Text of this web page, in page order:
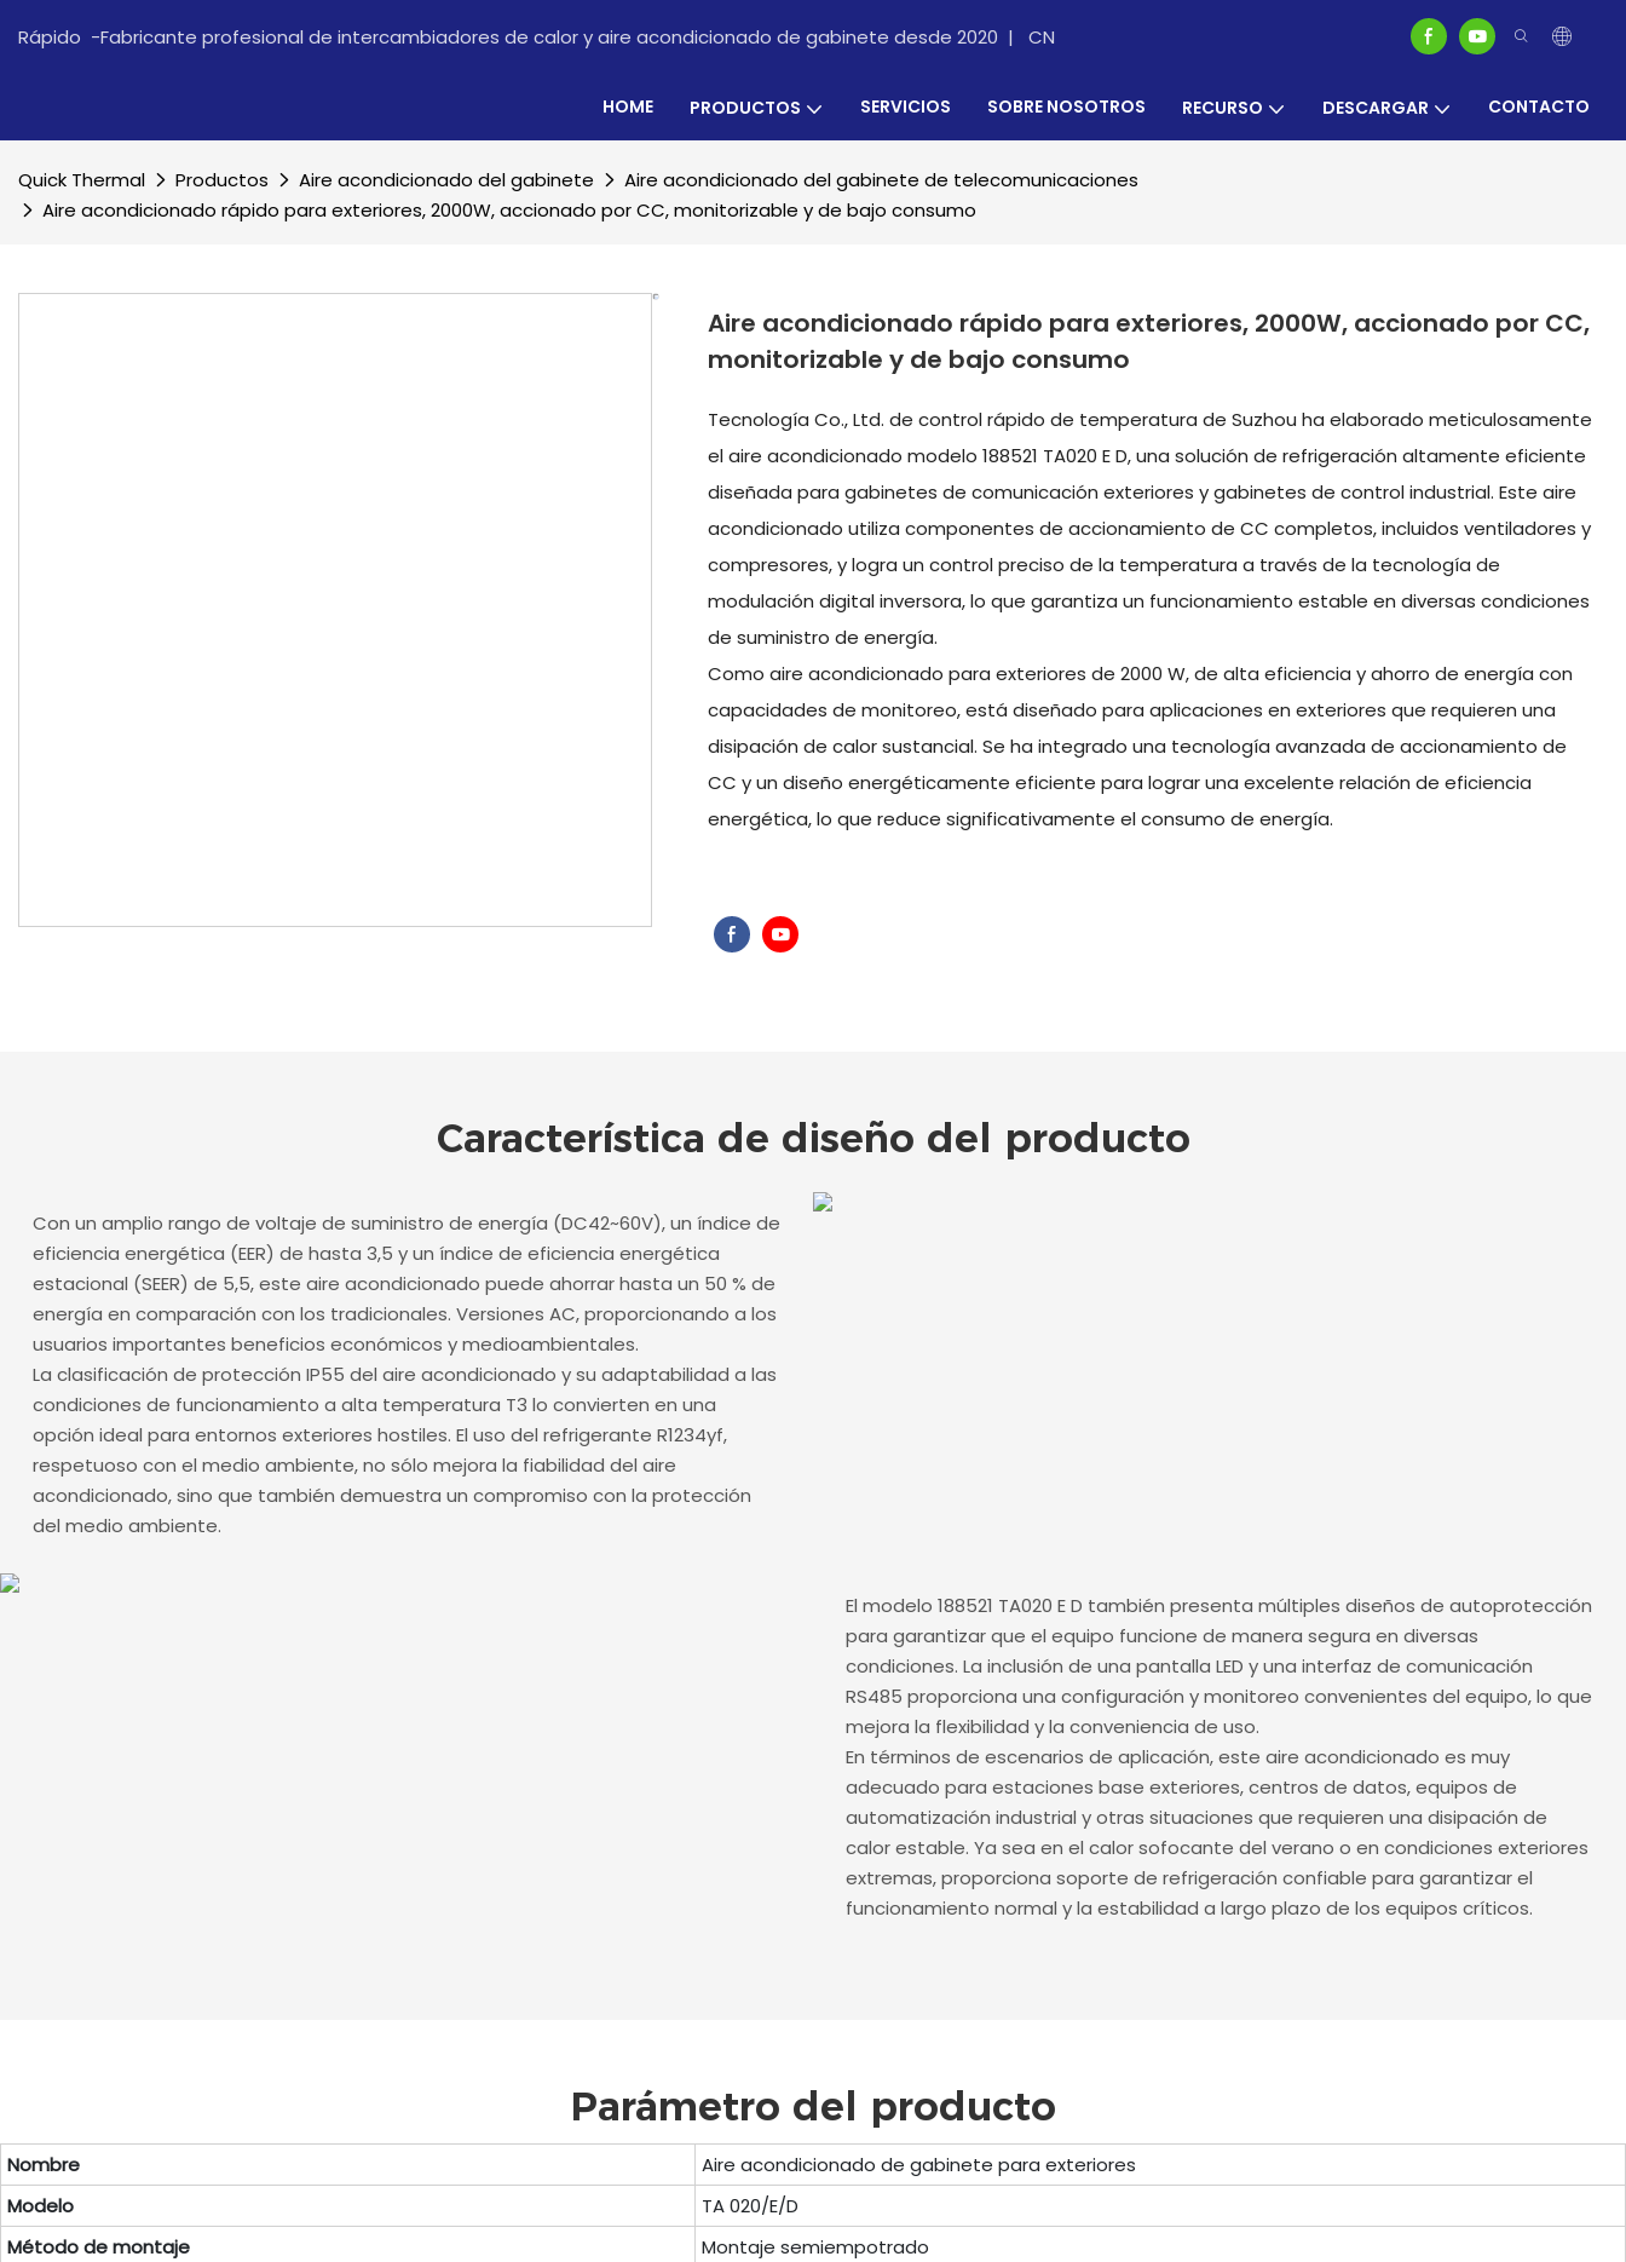
Rápido -Fabricante profesional de intercambiadores de calor y aire acondicionado de gabinete desde 2020 | CN
HOME PRODUCTOS SERVICIOS SOBRE NOSOTROS RECURSO DESCARGAR CONTACTO
Quick Thermal Productos Aire acondicionado del gabinete
Aire acondicionado del gabinete de telecomunicaciones
Aire acondicionado rápido para exteriores, 2000W, accionado por CC, monitorizable y de bajo consumo
Aire acondicionado rápido para exteriores, 2000W, accionado por CC,
monitorizable y de bajo consumo
Tecnología Co., Ltd. de control rápido de temperatura de Suzhou ha elaborado meticulosamente
el aire acondicionado modelo 188521 TA020 E D, una solución de refrigeración altamente eficiente
diseñada para gabinetes de comunicación exteriores y gabinetes de control industrial. Este aire
acondicionado utiliza componentes de accionamiento de CC completos, incluidos ventiladores y
compresores, y logra un control preciso de la temperatura a través de la tecnología de
modulación digital inversora, lo que garantiza un funcionamiento estable en diversas condiciones
de suministro de energía.
Como aire acondicionado para exteriores de 2000 W, de alta eficiencia y ahorro de energía con
capacidades de monitoreo, está diseñado para aplicaciones en exteriores que requieren una
disipación de calor sustancial. Se ha integrado una tecnología avanzada de accionamiento de
CC y un diseño energéticamente eficiente para lograr una excelente relación de eficiencia
energética, lo que reduce significativamente el consumo de energía.
Característica de diseño del producto
Con un amplio rango de voltaje de suministro de energía (DC42~60V), un índice de
eficiencia energética (EER) de hasta 3,5 y un índice de eficiencia energética
estacional (SEER) de 5,5, este aire acondicionado puede ahorrar hasta un 50 % de
energía en comparación con los tradicionales. Versiones AC, proporcionando a los
usuarios importantes beneficios económicos y medioambientales.
La clasificación de protección IP55 del aire acondicionado y su adaptabilidad a las
condiciones de funcionamiento a alta temperatura T3 lo convierten en una
opción ideal para entornos exteriores hostiles. El uso del refrigerante R1234yf,
respetuoso con el medio ambiente, no sólo mejora la fiabilidad del aire
acondicionado, sino que también demuestra un compromiso con la protección
del medio ambiente.
El modelo 188521 TA020 E D también presenta múltiples diseños de autoprotección
para garantizar que el equipo funcione de manera segura en diversas
condiciones. La inclusión de una pantalla LED y una interfaz de comunicación
RS485 proporciona una configuración y monitoreo convenientes del equipo, lo que
mejora la flexibilidad y la conveniencia de uso.
En términos de escenarios de aplicación, este aire acondicionado es muy
adecuado para estaciones base exteriores, centros de datos, equipos de
automatización industrial y otras situaciones que requieren una disipación de
calor estable. Ya sea en el calor sofocante del verano o en condiciones exteriores
extremas, proporciona soporte de refrigeración confiable para garantizar el
funcionamiento normal y la estabilidad a largo plazo de los equipos críticos.
Parámetro del producto
Nombre
Aire acondicionado de gabinete para exteriores
Modelo
TA 020/E/D
Método de montaje
Montaje semiempotrado